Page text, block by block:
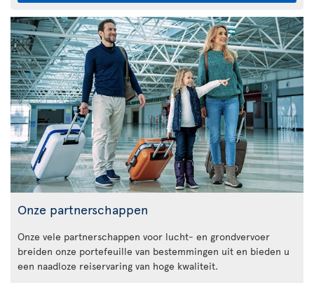
Onze partnerschappen
Onze vele partnerschappen voor lucht- en grondvervoer
breiden onze portefeuille van bestemmingen uit en bieden u
een naadloze reiservaring van hoge kwaliteit.